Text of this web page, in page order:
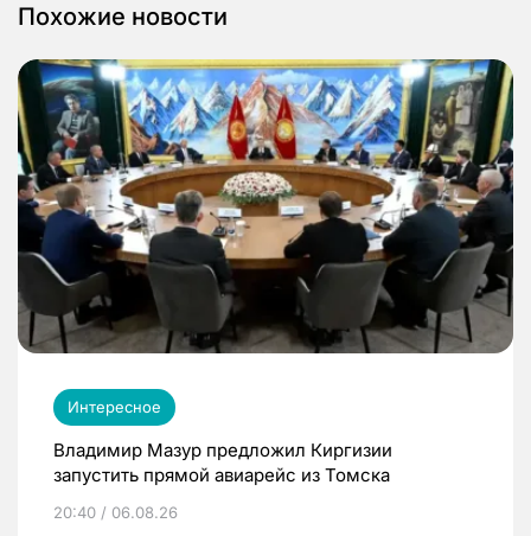
Похожие новости
Интересное
Владимир Мазур предложил Киргизии
запустить прямой авиарейс из Томска
20:40 / 06.08.26